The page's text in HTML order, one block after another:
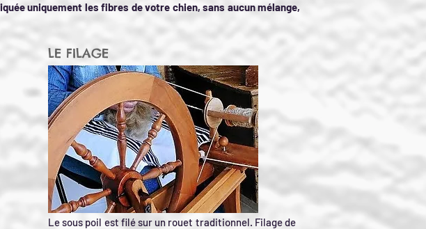
uniquement les fibres de votre chien, sans aucun mélange,
LE FILAGE
Le sous poil est filé sur un rouet traditionnel. Filage de